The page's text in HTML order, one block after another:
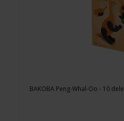
BAKOBA Peng-Whal-Oo - 10 dele